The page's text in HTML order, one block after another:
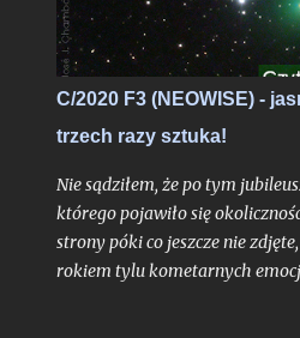
niepozorny wpis, dający
widzenia cyklu życia gwiazd
bohater tutejszych wpisów
- to praktycznie niezauważalne
cyfrowych?
C/2020 F3 (NEOWISE) -
trzech razy sztuka!
Nie sądziłem, że po tym
którego pojawiło się
strony póki co jeszcze nie
rokiem tylu kometarnych